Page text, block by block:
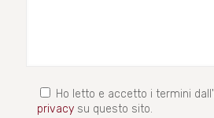
Ho letto e accetto i termini dall'
privacy su questo sito.